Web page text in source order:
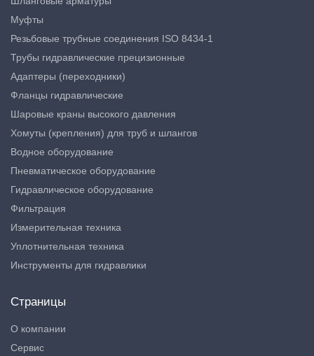
Муфты
Резьбовые трубные соединения ISO 8434-1
Трубы гидравлические прецизионные
Адаптеры (переходники)
Фланцы гидравлические
Шаровые краны высокого давления
Хомуты (крепления) для труб и шлангов
Водное оборудование
Пневматическое оборудование
Гидравлическое оборудование
Фильтрация
Измерительная техника
Уплотнительная техника
Инструменты для гидравлики
Страницы
О компании
Сервис